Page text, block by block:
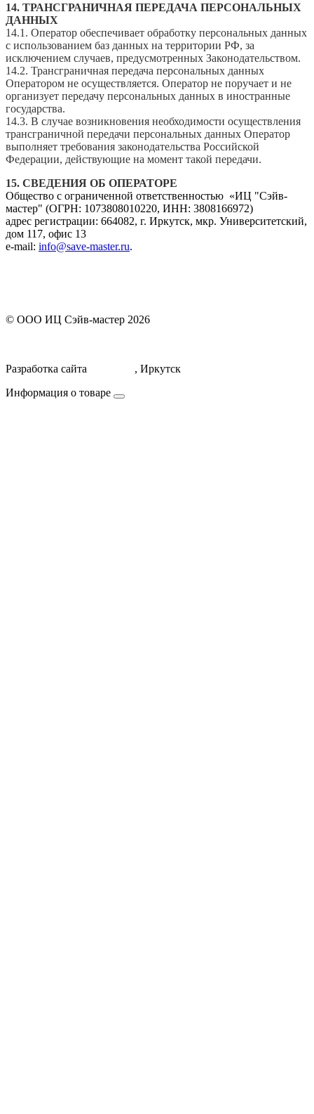
14. ТРАНСГРАНИЧНАЯ ПЕРЕДАЧА ПЕРСОНАЛЬНЫХ
ДАННЫХ
14.1. Оператор обеспечивает обработку персональных данных
с использованием баз данных на территории РФ, за
исключением случаев, предусмотренных Законодательством.
14.2. Трансграничная передача персональных данных
Оператором не осуществляется. Оператор не поручает и не
организует передачу персональных данных в иностранные
государства.
14.3. В случае возникновения необходимости осуществления
трансграничной передачи персональных данных Оператор
выполняет требования законодательства Российской
Федерации, действующие на момент такой передачи.
15. СВЕДЕНИЯ ОБ ОПЕРАТОРЕ
Общество с ограниченной ответственностью «ИЦ "Сэйв-
мастер" (ОГРН: 1073808010220, ИНН: 3808166972)
адрес регистрации: 664082, г. Иркутск, мкр. Университетский,
дом 117, офис 13
e-mail: info@save-master.ru.
© ООО ИЦ Сэйв-мастер 2026
Разработка сайта
, Иркутск
Информация о товаре